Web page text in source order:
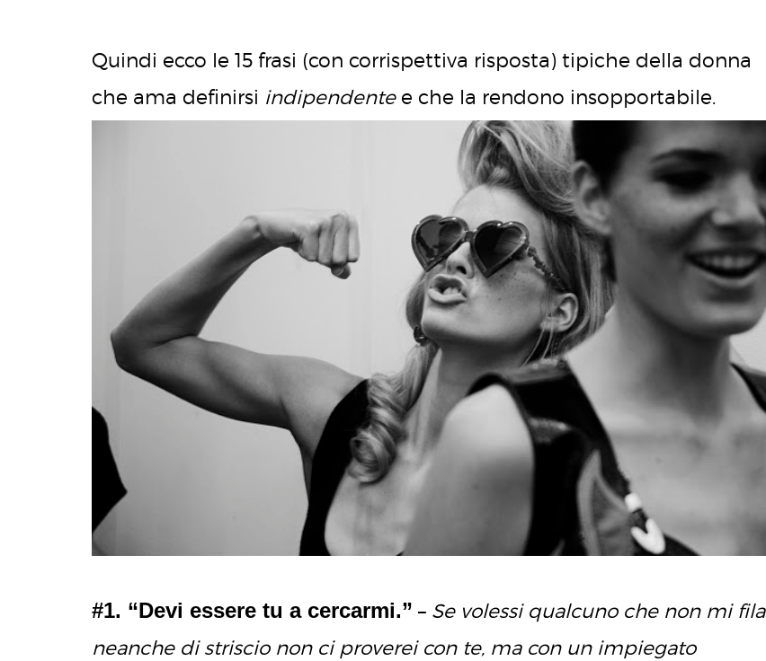
Quindi ecco le 15 frasi (con corrispettiva risposta) tipiche della donna
che ama definirsi indipendente e che la rendono insopportabile.
#1. “Devi essere tu a cercarmi.” – Se volessi qualcuno che non mi fila
neanche di striscio non ci proverei con te, ma con un impiegato